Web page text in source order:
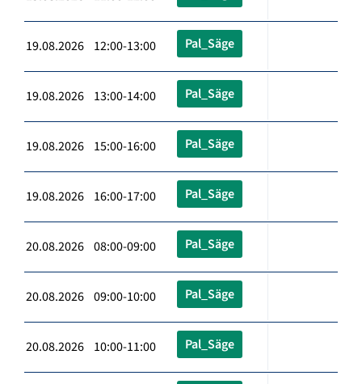
19.08.2026 12:00-13:00 Pal_Säge
19.08.2026 13:00-14:00 Pal_Säge
19.08.2026 15:00-16:00 Pal_Säge
19.08.2026 16:00-17:00 Pal_Säge
20.08.2026 08:00-09:00 Pal_Säge
20.08.2026 09:00-10:00 Pal_Säge
20.08.2026 10:00-11:00 Pal_Säge